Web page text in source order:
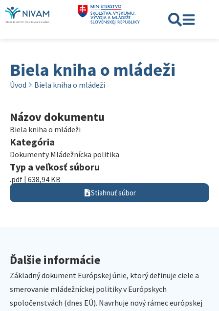
Biela kniha o mládeži
Úvod Biela kniha o mládeži
Názov dokumentu
Biela kniha o mládeži
Kategória
Dokumenty Mládežnícka politika
Typ a veľkosť súboru
.pdf | 638,94 KB
Stiahnuť súbor
Ďalšie informácie
Základný dokument Európskej únie, ktorý definuje ciele a
smerovanie mládežníckej politiky v Európskych
spoločenstvách (dnes EÚ). Navrhuje nový rámec európskej